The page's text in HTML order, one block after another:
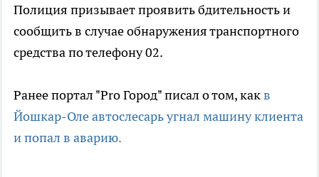
Полиция призывает проявить бдительность и
сообщить в случае обнаружения транспортного
средства по телефону 02.
Ранее портал "Pro Город" писал о том, какв
Йошкар-Оле автослесарь угнал машину клиента
и попал в аварию.